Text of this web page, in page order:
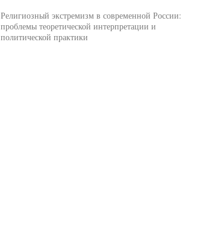
Религиозный экстремизм в современной России:
проблемы теоретической интерпретации и
политической практики